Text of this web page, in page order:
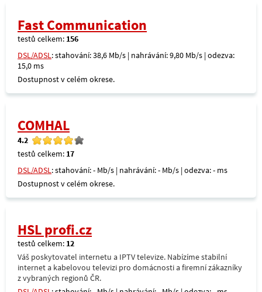
Fast Communication
testů celkem: 156
DSL/ADSL: stahování: 38,6 Mb/s | nahrávání: 9,80 Mb/s | odezva:
15,0 ms
Dostupnost v celém okrese.
COMHAL
4.2
testů celkem: 17
DSL/ADSL: stahování: - Mb/s | nahrávání: - Mb/s | odezva: - ms
Dostupnost v celém okrese.
HSL profi.cz
testů celkem: 12
Váš poskytovatel internetu a IPTV televize. Nabízíme stabilní
internet a kabelovou televizi pro domácnosti a firemní zákazníky
z vybraných regionů ČR.